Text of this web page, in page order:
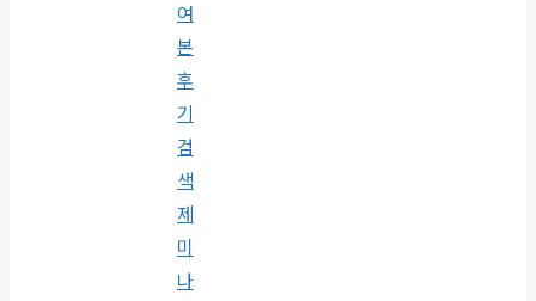
여
본
후
기
검
색
제
미
나